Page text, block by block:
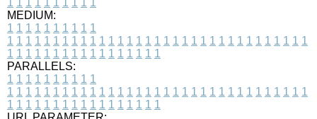
MEDIUM:
1 1 1 1 1 1 1 1 1 1
1 1 1 1 1 1 1 1 1 1 1 1 1 1 1 1 1 1 1 1 1 1 1 1 1 1 1 1 1 1 1 1 1
1 1 1 1 1 1 1 1 1 1 1 1 1 1 1 1 1
PARALLELS:
1 1 1 1 1 1 1 1 1 1
1 1 1 1 1 1 1 1 1 1 1 1 1 1 1 1 1 1 1 1 1 1 1 1 1 1 1 1 1 1 1 1 1
1 1 1 1 1 1 1 1 1 1 1 1 1 1 1 1 1